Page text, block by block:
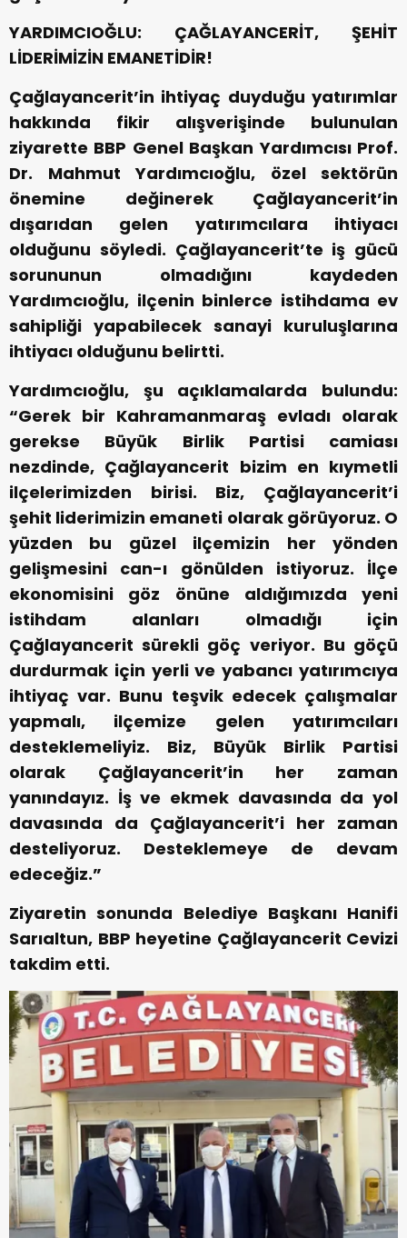
YARDIMCIOĞLU: ÇAĞLAYANCERİT, ŞEHİT
LİDERİMİZİN EMANETİDİR!
Çağlayancerit’in ihtiyaç duyduğu yatırımlar
hakkında fikir alışverişinde bulunulan
ziyarette BBP Genel Başkan Yardımcısı Prof.
Dr. Mahmut Yardımcıoğlu, özel sektörün
önemine değinerek Çağlayancerit’in
dışarıdan gelen yatırımcılara ihtiyacı
olduğunu söyledi. Çağlayancerit’te iş gücü
sorununun olmadığını kaydeden
Yardımcıoğlu, ilçenin binlerce istihdama ev
sahipliği yapabilecek sanayi kuruluşlarına
ihtiyacı olduğunu belirtti.
Yardımcıoğlu, şu açıklamalarda bulundu:
“Gerek bir Kahramanmaraş evladı olarak
gerekse Büyük Birlik Partisi camiası
nezdinde, Çağlayancerit bizim en kıymetli
ilçelerimizden birisi. Biz, Çağlayancerit’i
şehit liderimizin emaneti olarak görüyoruz. O
yüzden bu güzel ilçemizin her yönden
gelişmesini can-ı gönülden istiyoruz. İlçe
ekonomisini göz önüne aldığımızda yeni
istihdam alanları olmadığı için
Çağlayancerit sürekli göç veriyor. Bu göçü
durdurmak için yerli ve yabancı yatırımcıya
ihtiyaç var. Bunu teşvik edecek çalışmalar
yapmalı, ilçemize gelen yatırımcıları
desteklemeliyiz. Biz, Büyük Birlik Partisi
olarak Çağlayancerit’in her zaman
yanındayız. İş ve ekmek davasında da yol
davasında da Çağlayancerit’i her zaman
desteliyoruz. Desteklemeye de devam
edeceğiz.”
Ziyaretin sonunda Belediye Başkanı Hanifi
Sarıaltun, BBP heyetine Çağlayancerit Cevizi
takdim etti.